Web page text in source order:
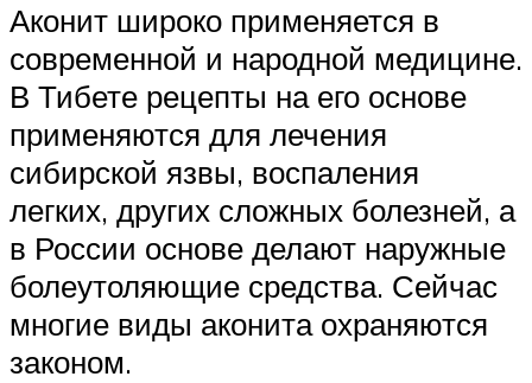
Аконит широко применяется в
современной и народной медицине.
В Тибете рецепты на его основе
применяются для лечения
сибирской язвы, воспаления
легких, других сложных болезней, а
в России основе делают наружные
болеутоляющие средства. Сейчас
многие виды аконита охраняются
законом.